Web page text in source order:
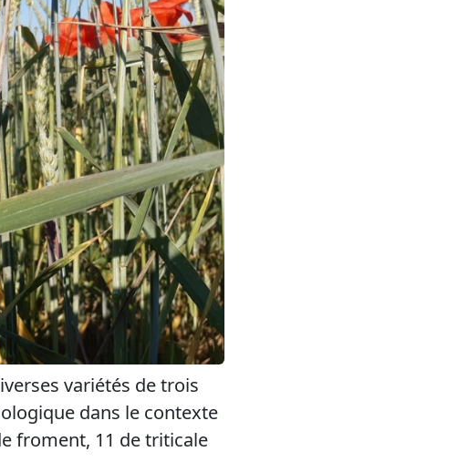
variétés de trois
dans le contexte
froment, 11 de triticale